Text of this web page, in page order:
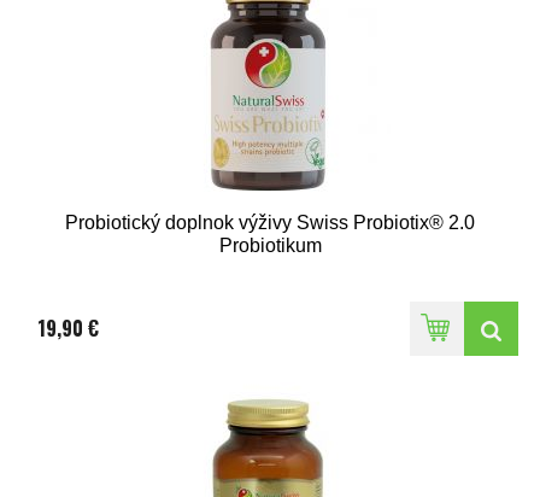
Probiotický doplnok výživy Swiss Probiotix® 2.0
Probiotikum
19,90 €